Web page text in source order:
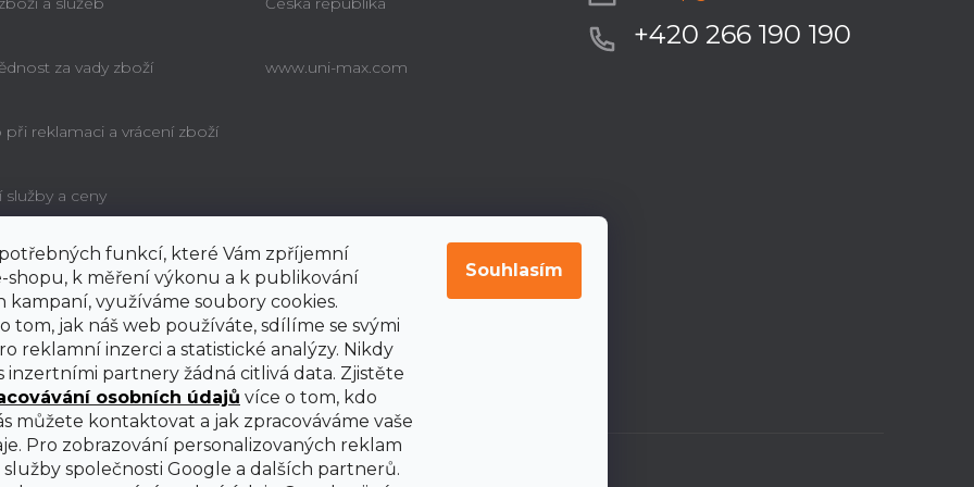
funkcí, které Vám zpříjemní
shopu, k měření výkonu a k publikování
kampaní, využíváme soubory cookies.
tom, jak náš web používáte, sdílíme se svými
reklamní inzerci a statistické analýzy. Nikdy
inzertními partnery žádná citlivá data. Zjistěte
osobních údajů více o tom, kdo
můžete kontaktovat a jak zpracováváme vaše
Pro zobrazování personalizovaných reklam
společnosti Google a dalších partnerů.
Souhlasím
za vady zboží
při reklamaci a vrácení zboží
služby a ceny
poučení o právu
na odstoupení od
www.uni-max.com
+420 266 190 190